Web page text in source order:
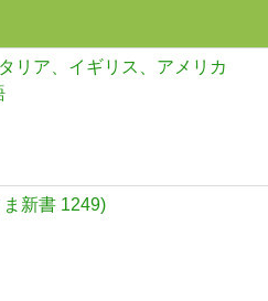
リア、イギリス、アメリカ
新書 1249)